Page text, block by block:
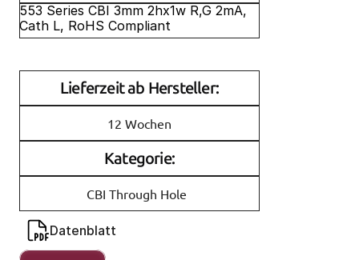
553 Series CBI 3mm 2hx1w R,G 2mA,
Cath L, RoHS Compliant
Lieferzeit ab Hersteller:
12 Wochen
Kategorie:
CBI Through Hole
Datenblatt